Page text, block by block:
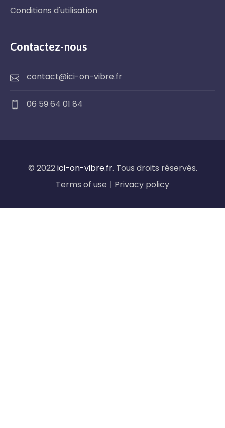
Conditions d'utilisation
Contactez-nous
contact@ici-on-vibre.fr
06 59 64 01 84
© 2022ici-on-vibre.fr. Tous droits réservés.
Terms of use | Privacy policy